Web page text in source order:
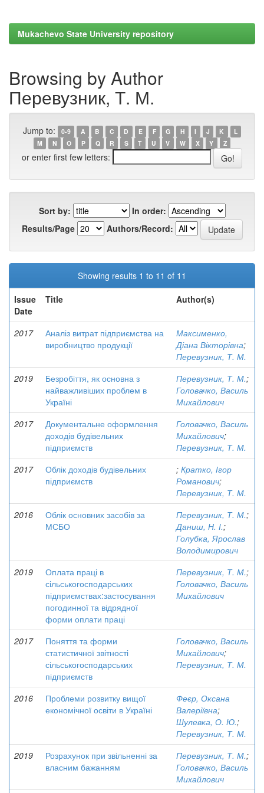
Mukachevo State University repository
Browsing by Author
Перевузник, Т. М.
Jump to: 0-9 A B C D E F G H I J K
L
M
N O P Q R S T U V W X Y Z
or enter first few letters:
Sort by:
In order:
Results/Page
Authors/Record:
Showing results 1 to 11 of 11
Issue
Date
Title Author(s)
2017
Аналіз витрат підприємства на
виробництво продукції
Максименко,
Діана Вікторівна;
Перевузник, Т. М.
2019
Безробіття, як основна з
найважливіших проблем в
Україні
Перевузник, Т. М.;
Головачко, Василь
Михайлович
2017
Документальне оформлення
доходів будівельних
підприємств
Головачко, Василь
Михайлович;
Перевузник, Т. М.
2017
Облік доходів будівельних
підприємств
; Кратко, Ігор
Романович;
Перевузник, Т. М.
2016
Облік основних засобів за
МСБО
Перевузник, Т. М.;
Даниш, Н. І.;
Голубка, Ярослав
Володимирович
2019
Оплата праці в
сільськогосподарських
підприємствах:застосування
погодинної та відрядної
форми оплати праці
Перевузник, Т. М.;
Головачко, Василь
Михайлович
2017
Поняття та форми
статистичної звітності
сільськогосподарських
підприємств
Головачко, Василь
Михайлович;
Перевузник, Т. М.
2016
Проблеми розвитку вищої
економічної освіти в Україні
Феєр, Оксана
Валеріївна;
Шулевка, О. Ю.;
Перевузник, Т. М.
2019
Розрахунок при звільненні за
власним бажанням
Перевузник, Т. М.;
Головачко, Василь
Михайлович